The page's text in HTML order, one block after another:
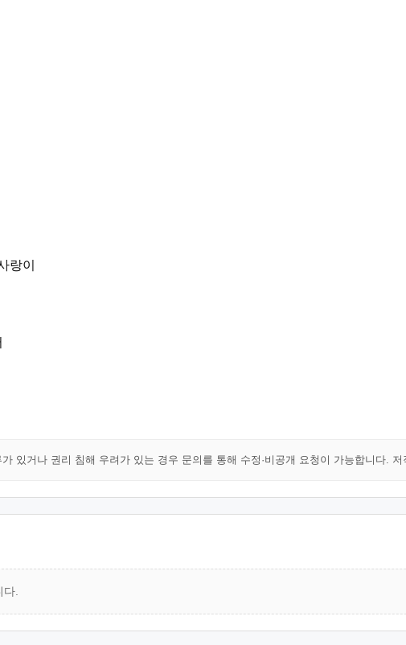
랑이
있거나 권리 침해 우려가 있는 경우 문의를 통해 수정·비공개 요청이 가능합니다.
.